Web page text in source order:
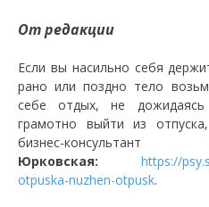
От редакции
Если вы насильно себя
рано или поздно тело
себе отдых, не
грамотно выйти из
бизнес-
Юрковская:
https://
otpuska-nuzhen-otpusk.